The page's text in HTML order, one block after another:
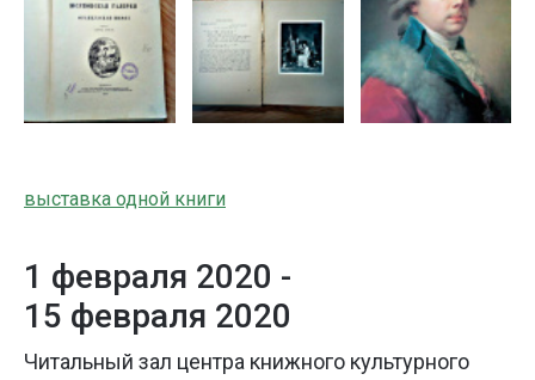
выставка одной книги
1 февраля 2020 -
15 февраля 2020
Читальный зал центра книжного культурного